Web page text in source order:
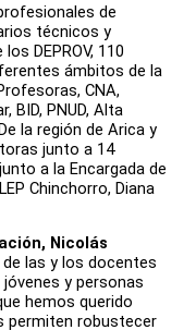
de
técnicos y
DEPROV, 110
ámbitos de la
CNA,
BID, PNUD, Alta
la región de Arica y
junto a 14
a la Encargada de
Chinchorro, Diana
Nicolás
las y los docentes
y personas
hemos querido
permiten robustecer